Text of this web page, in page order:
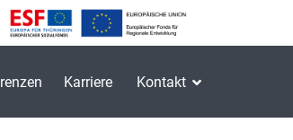
Karriere Kontakt